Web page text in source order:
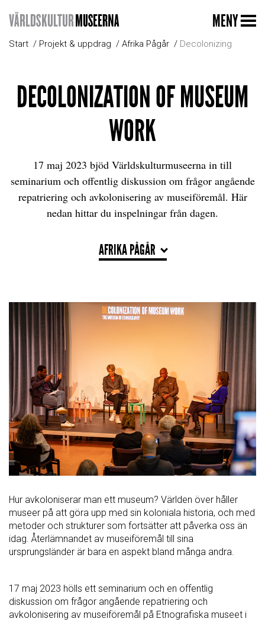
MENY
Start Projekt & uppdrag Afrika Pågår Decolonizing
DECOLONIZATION OF MUSEUM
WORK
17 maj 2023 bjöd Världskulturmuseerna in till
seminarium och offentlig diskussion om frågor angående
repatriering och avkolonisering av museiföremål. Här
nedan hittar du inspelningar från dagen.
AFRIKA PÅGÅR
Hur avkoloniserar man ett museum? Världen över håller
museer på att göra upp med sin koloniala historia, och med
metoder och strukturer som fortsätter att påverka oss än
idag. Återlämnandet av museiföremål till sina
ursprungsländer är bara en aspekt bland många andra.
17 maj 2023 hölls ett seminarium och en offentlig
diskussion om frågor angående repatriering och
avkolonisering av museiföremål på Etnografiska museet i